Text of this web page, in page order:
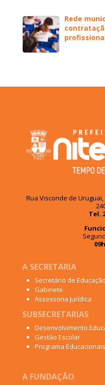
Rede
Rua Visconde de Uruguai,
Tel.
A SECRETARIA
Secretário de Educação
Gabinete
Assessoria Jurídica
SUBSECRETARIAS
Desenvolvimento
Gestão Escolar
Programa
A FUNDAÇÃO